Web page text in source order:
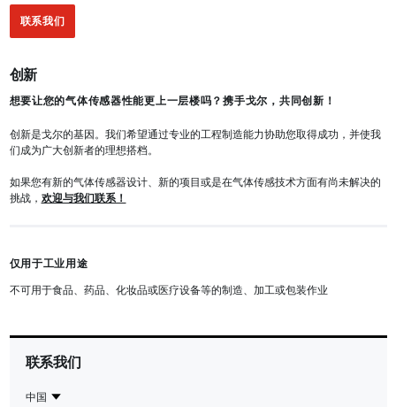
联系我们
创新
想要让您的气体传感器性能更上一层楼吗？携手戈尔，共同创新！
创新是戈尔的基因。我们希望通过专业的工程制造能力协助您取得成功，并使我
们成为广大创新者的理想搭档。
如果您有新的气体传感器设计、新的项目或是在气体传感技术方面有尚未解决的
挑战， 欢迎与我们联系！
仅用于工业用途
不可用于食品、药品、化妆品或医疗设备等的制造、加工或包装作业
联系我们
中国